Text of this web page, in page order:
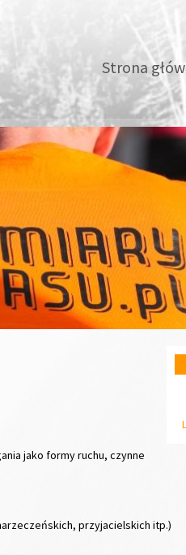
Strona
jako formy ruchu, czynne
przyjacielskich itp.)